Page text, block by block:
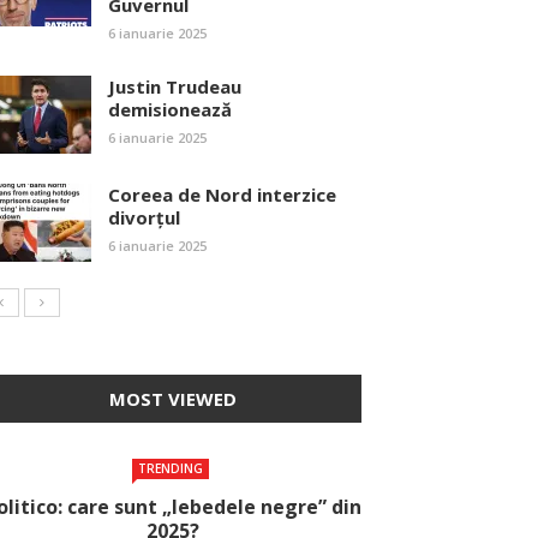
Guvernul
6 ianuarie 2025
Justin Trudeau
demisionează
6 ianuarie 2025
Coreea de Nord interzice
divorțul
6 ianuarie 2025
MOST VIEWED
TRENDING
care sunt „lebedele negre” din
2025?